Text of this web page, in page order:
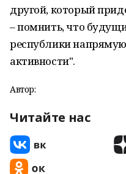
другой, который
– помнить, что
республики
активности".
Автор:
Читайте нас